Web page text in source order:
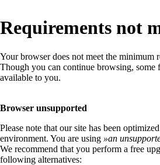
Requirements not
Your browser does not meet the minimum
Though you can continue browsing, some
available to you.
Browser unsupported
Please note that our site has been
environment. You are using »an
We recommend that you perform a free
following alternatives: